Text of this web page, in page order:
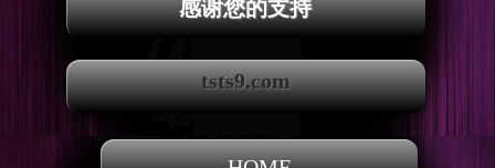
感谢您的支持
tsts9.com